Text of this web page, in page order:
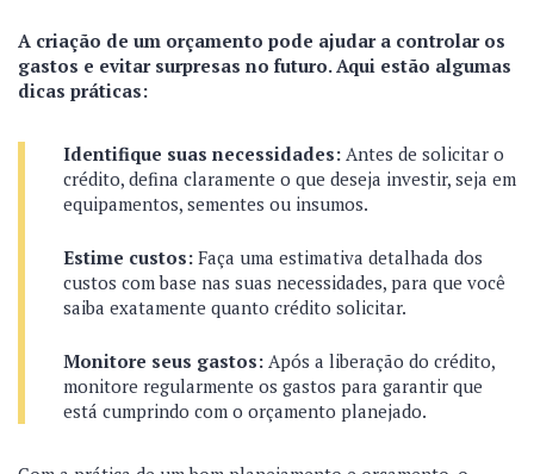
A criação de um orçamento pode ajudar a controlar os
gastos e evitar surpresas no futuro. Aqui estão algumas
dicas práticas:
Identifique suas necessidades: Antes de solicitar o
crédito, defina claramente o que deseja investir, seja em
equipamentos, sementes ou insumos.
Estime custos: Faça uma estimativa detalhada dos
custos com base nas suas necessidades, para que você
saiba exatamente quanto crédito solicitar.
Monitore seus gastos: Após a liberação do crédito,
monitore regularmente os gastos para garantir que
está cumprindo com o orçamento planejado.